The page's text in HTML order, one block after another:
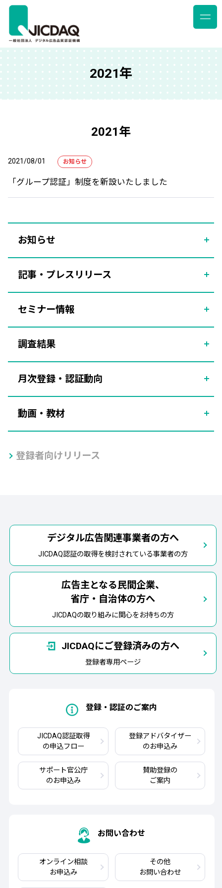
2021年
2021年
2021/08/01 お知らせ
「グループ認証」制度を新設いたしました
お知らせ
記事・プレスリリース
セミナー情報
調査結果
月次登録・認証動向
動画・教材
登録者向けリリース
デジタル広告関連事業者の方へ
JICDAQ認証の取得を検討されている事業者の方
広告主となる民間企業、
省庁・自治体の方へ
JICDAQの取り組みに関心をお持ちの方
JICDAQにご登録済みの方へ
登録者専用ページ
登録・認証のご案内
JICDAQ認証取得
の申込フロー
登録アドバタイザー
のお申込み
サポート官公庁
のお申込み
賛助登録の
ご案内
お問い合わせ
オンライン相談
お申込み
その他
お問い合わせ